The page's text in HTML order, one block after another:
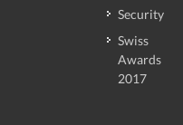
Security
Swiss
Awards
2017